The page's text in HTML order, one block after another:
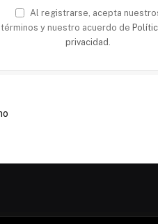
Al registrarse, acepta
términos y nuestro acuerdo de
privacidad